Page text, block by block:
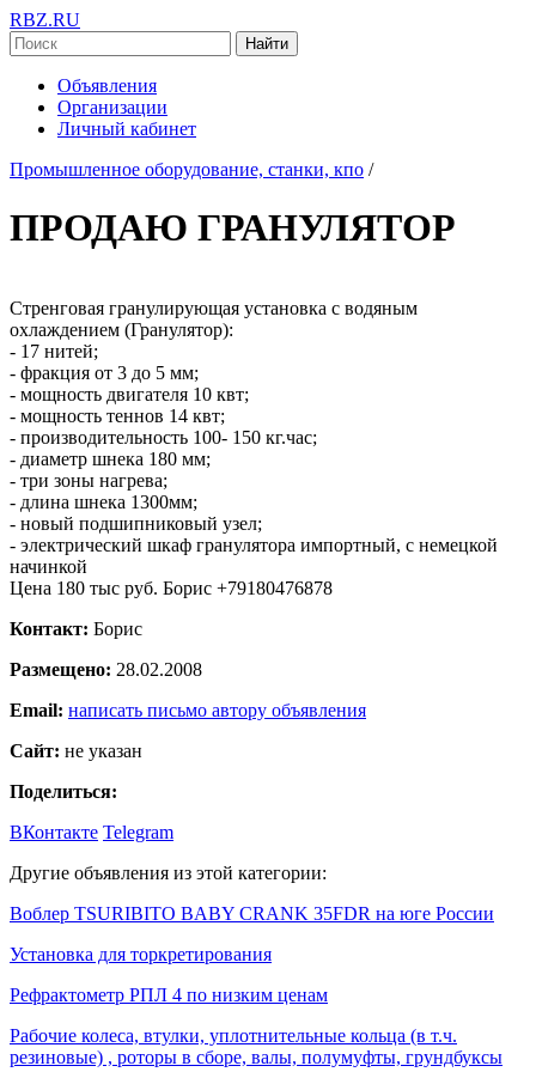
RBZ.RU
Найти
Объявления
Организации
Личный кабинет
Промышленное оборудование, станки, кпо /
ПРОДАЮ ГРАНУЛЯТОР
Стренговая гранулирующая установка с водяным
охлаждением (Гранулятор):
- 17 нитей;
- фракция от 3 до 5 мм;
- мощность двигателя 10 квт;
- мощность теннов 14 квт;
- производительность 100- 150 кг.час;
- диаметр шнека 180 мм;
- три зоны нагрева;
- длина шнека 1300мм;
- новый подшипниковый узел;
- электрический шкаф гранулятора импортный, с немецкой
начинкой
Цена 180 тыс руб. Борис +79180476878
Контакт: Борис
Размещено: 28.02.2008
Email: написать письмо автору объявления
Сайт: не указан
Поделиться:
ВКонтакте Telegram
Другие объявления из этой категории:
Воблер TSURIBITO BABY CRANK 35FDR на юге России
Установка для торкретирования
Рефрактометр РПЛ 4 по низким ценам
Рабочие колеса, втулки, уплотнительные кольца (в т.ч.
резиновые) , роторы в сборе, валы, полумуфты, грундбуксы